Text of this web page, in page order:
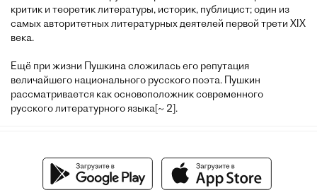
критик и теоретик литературы, историк, публицист; один из
самых авторитетных литературных деятелей первой трети XIX
века.
Ещё при жизни Пушкина сложилась его репутация
величайшего национального русского поэта. Пушкин
рассматривается как основоположник современного
русского литературного языка[~ 2].